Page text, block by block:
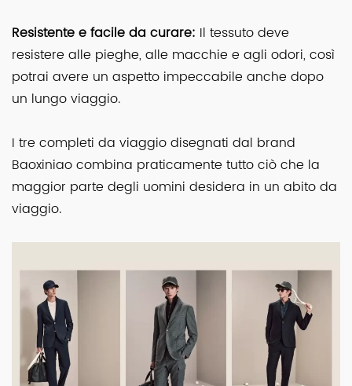
Resistente e facile da curare: Il tessuto deve
resistere alle pieghe, alle macchie e agli odori, così
potrai avere un aspetto impeccabile anche dopo
un lungo viaggio.
I tre completi da viaggio disegnati dal brand
Baoxiniaocombina praticamente tutto ciò che la
maggior parte degli uomini desidera in un abito da
viaggio.